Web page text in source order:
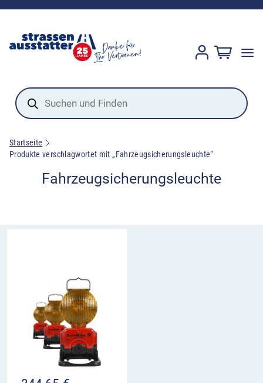
Products
search
Startseite
Produkte verschlagwortet mit „Fahrzeugsicherungsleuchte“
Fahrzeugsicherungsleuchte